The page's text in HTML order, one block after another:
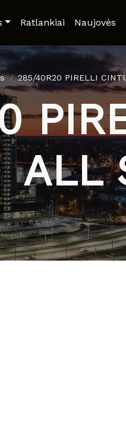
Ratlankiai Naujovės
285/40R20 PIRELLI
ALL